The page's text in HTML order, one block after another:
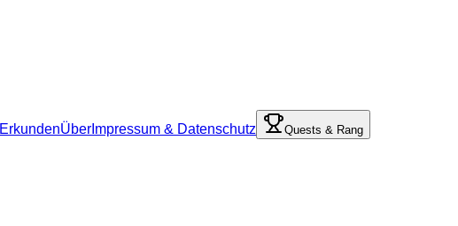
ErkundenÜber Impressum & Datenschutz Quests & Rang